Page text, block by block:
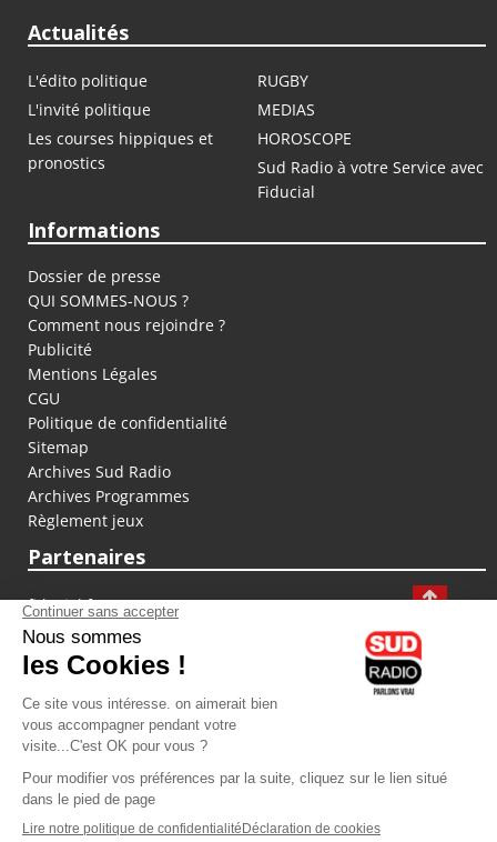
Actualités
L'édito politique
RUGBY
L'invité politique
MEDIAS
Les courses hippiques et
pronostics
HOROSCOPE
Sud Radio à votre Service avec
Fiducial
Informations
Dossier de presse
QUI SOMMES-NOUS ?
Comment nous rejoindre ?
Publicité
Mentions Légales
CGU
Politique de confidentialité
Sitemap
Archives Sud Radio
Archives Programmes
Règlement jeux
Partenaires
fiducial.fr
lyoncapitale.fr
olympique-et-lyonnais.com
L'application Iphone / Android
Téléchargez l'application
Les cookies